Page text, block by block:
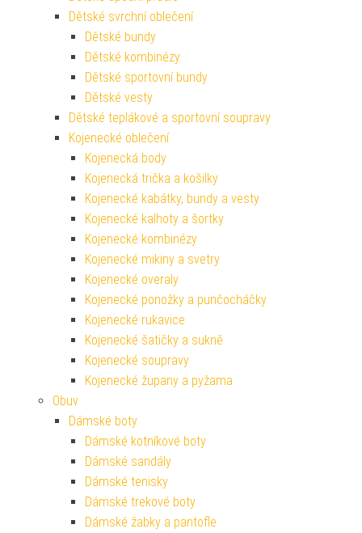
Dětské svrchní oblečení
Dětské bundy
Dětské kombinézy
Dětské sportovní bundy
Dětské vesty
Dětské teplákové a sportovní soupravy
Kojenecké oblečení
Kojenecká body
Kojenecká trička a košilky
Kojenecké kabátky, bundy a vesty
Kojenecké kalhoty a šortky
Kojenecké kombinézy
Kojenecké mikiny a svetry
Kojenecké overaly
Kojenecké ponožky a punčocháčky
Kojenecké rukavice
Kojenecké šatičky a sukně
Kojenecké soupravy
Kojenecké župany a pyžama
Obuv
Dámské boty
Dámské kotníkové boty
Dámské sandály
Dámské tenisky
Dámské trekové boty
Dámské žabky a pantofle